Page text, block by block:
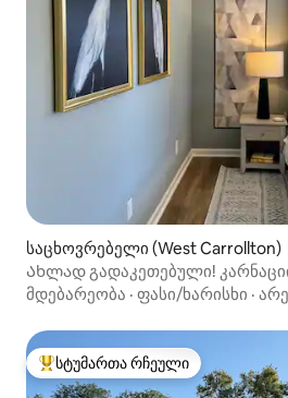
საცხოვრებელი (West Carrollton)
Ახლად გადაკეთებული!
მდებარეობა · ფასი/ხარისხი ·
სტუმართა რჩეული მოწინავე
სტუმართა რჩეული